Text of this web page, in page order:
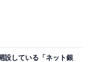
が使えなくなり、
が、電話サポートの
性）、「大手銀行で
女性）などのコメン
設している「ネット銀